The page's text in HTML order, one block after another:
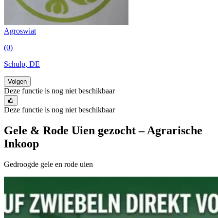
Agroswiat
(0)
Schulp, DE
Volgen
Deze functie is nog niet beschikbaar
Deze functie is nog niet beschikbaar
Gele & Rode Uien gezocht – Agrarische
Inkoop
Gedroogde gele en rode uien